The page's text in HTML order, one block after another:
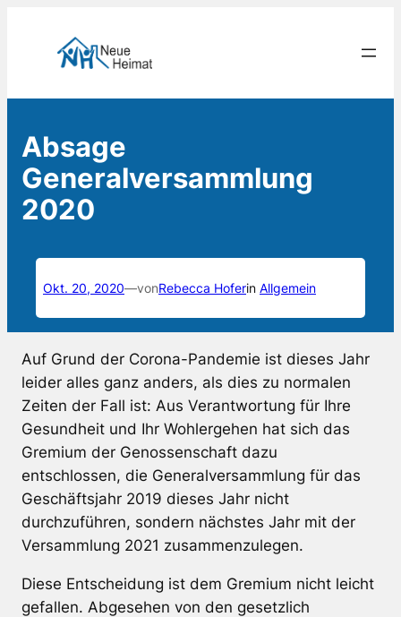
springen
Absage
Generalversammlung
2020
Okt. 20, 2020—vonRebecca Hoferin Allgemein
Auf Grund der Corona-Pandemie ist dieses Jahr
leider alles ganz anders, als dies zu normalen
Zeiten der Fall ist: Aus Verantwortung für Ihre
Gesundheit und Ihr Wohlergehen hat sich das
Gremium der Genossenschaft dazu
entschlossen, die Generalversammlung für das
Geschäftsjahr 2019 dieses Jahr nicht
durchzuführen, sondern nächstes Jahr mit der
Versammlung 2021 zusammenzulegen.
Diese Entscheidung ist dem Gremium nicht leicht
gefallen. Abgesehen von den gesetzlich